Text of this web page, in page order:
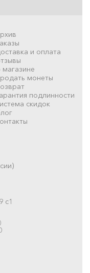
и оплата
магазине
монеты
подлинности
скидок
с1